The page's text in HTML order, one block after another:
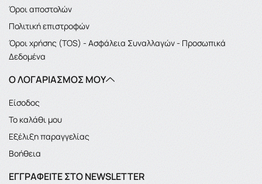
Όροι αποστολών
Πολιτική επιστροφών
Όροι χρήσης (TOS) - Ασφάλεια Συναλλαγών - Προσωπικά
Δεδομένα
Ο ΛΟΓΑΡΙΑΣΜΌΣ ΜΟΥ
Είσοδος
Το καλάθι μου
Εξέλιξη παραγγελίας
Βοήθεια
ΕΓΓΡΑΦΕΊΤΕ ΣΤΟ NEWSLETTER